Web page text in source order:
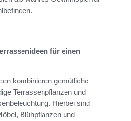
für einen
kombinieren gemütliche
Terrassenpflanzen und
Hierbei sind
Blühpflanzen und